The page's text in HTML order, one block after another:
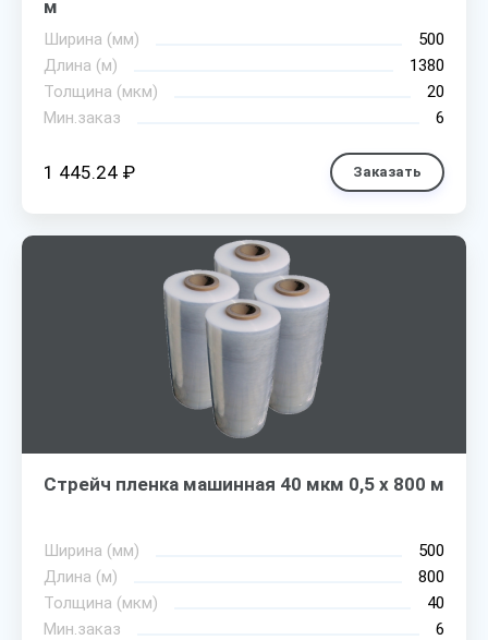
м
Ширина (мм)
500
Длина (м)
1380
Толщина (мкм)
20
Мин.заказ
6
1 445.24 ₽ Заказать
Стрейч пленка машинная 40 мкм 0,5 х 800 м
Ширина (мм)
500
Длина (м)
800
Толщина (мкм)
40
Мин.заказ
6